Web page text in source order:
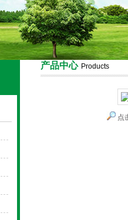
产品中心 Products
点